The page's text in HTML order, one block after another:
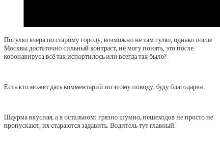
Погулял вчера по старому городу, возможно не там гулял, однако после
Москвы достаточно сильный контраст, не могу понять, это после
коронавируса всё так испортилось или всегда так было?
Есть кто может дать комментарий по этому поводу, буду благодарен.
Шаурма вкусная, а в остальном: грязно шумно, пешеходов не просто не
пропускают, их стараются задавить. Водитель тут главный.